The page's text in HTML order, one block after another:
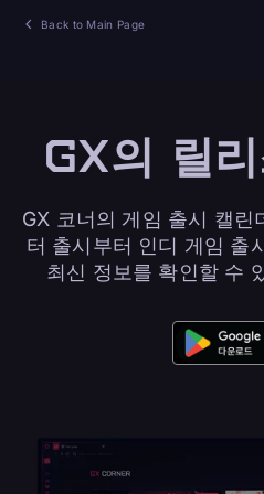
Back to Main Page
GX의 릴
GX 코너의 게임 출시 캘린
터 출시부터 인디 게임 출
최신 정보를 확인할 수